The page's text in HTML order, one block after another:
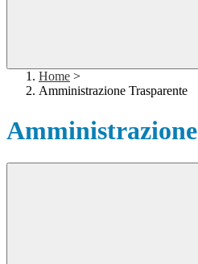
Home >
Amministrazione Trasparente